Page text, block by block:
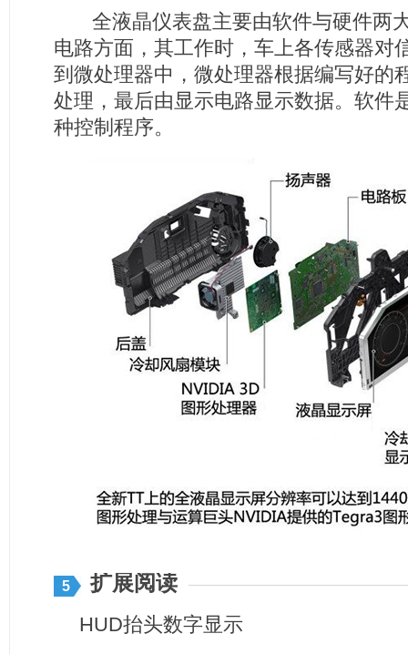
全液晶仪表盘主要由软件与硬件两
电路方面，其工作时，车上各传感器对
到微处理器中，微处理器根据编写好的
处理，最后由显示电路显示数据。软件
种控制程序。
5 扩展阅读
HUD抬头数字显示